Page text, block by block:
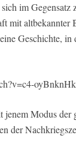
im
mit
Geschichte,
oyBnknHk
Modus der
der